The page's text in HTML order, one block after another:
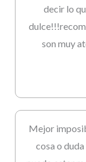
decir lo
son muy
Mejor
cosa o